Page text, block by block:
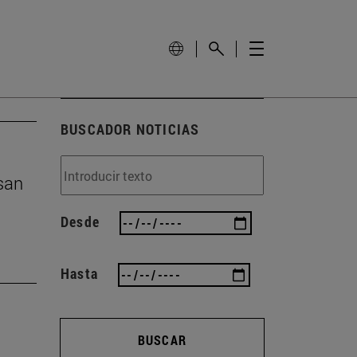
BUSCADOR NOTICIAS
Desde
Hasta
BUSCAR